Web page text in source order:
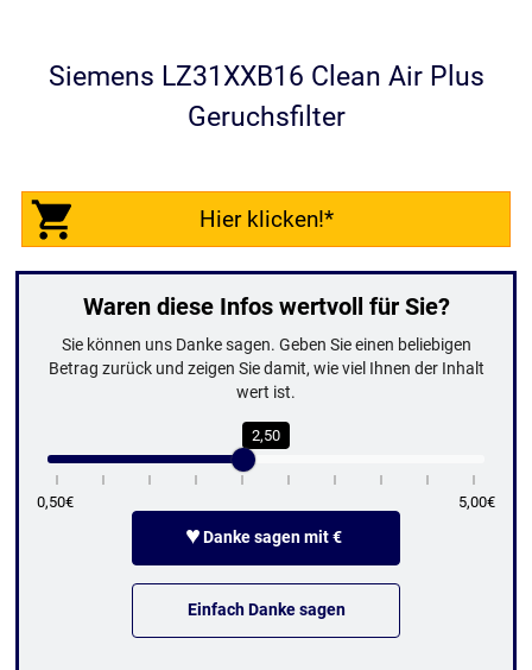
Siemens LZ31XXB16 Clean Air Plus
Geruchsfilter
Hier klicken!*
Waren diese Infos wertvoll für Sie?
Sie können uns Danke sagen. Geben Sie einen beliebigen
Betrag zurück und zeigen Sie damit, wie viel Ihnen der Inhalt
wert ist.
2,50
0,50€ 5,00€
♥Danke sagen mit €
Einfach Danke sagen